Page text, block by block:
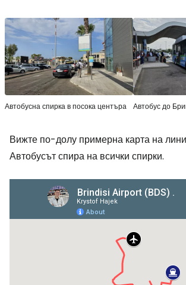
Автобусна спирка в посока центъра Автобус до
Вижте по-долу примерна карта на
Автобусът спира на всички спирки.